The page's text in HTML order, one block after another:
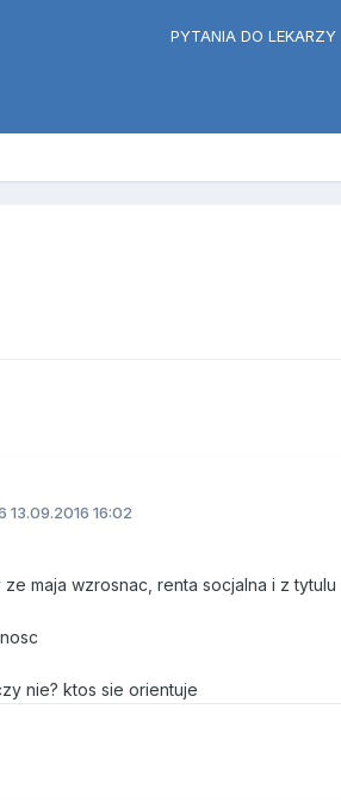
PYTANIA DO LEKARZY
13.09.2016 16:02
ze maja wzrosnac, renta socjalna i z
nie? ktos sie orientuje